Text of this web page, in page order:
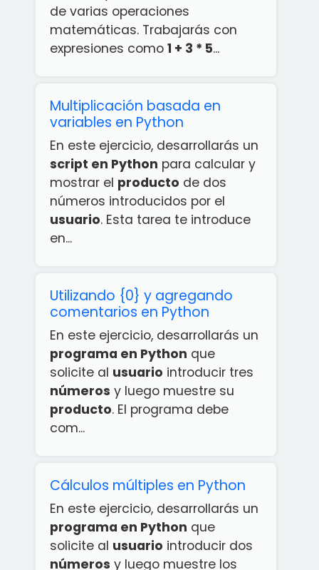
de varias operaciones
matemáticas. Trabajarás con
expresiones como 1 + 3 * 5...
Multiplicación basada en
variables en Python
En este ejercicio, desarrollarás un
script en Python para calcular y
mostrar el producto de dos
números introducidos por el
usuario. Esta tarea te introduce
en...
Utilizando {0} y agregando
comentarios en Python
En este ejercicio, desarrollarás un
programa en Python que
solicite al usuario introducir tres
números y luego muestre su
producto. El programa debe
com...
Cálculos múltiples en Python
En este ejercicio, desarrollarás un
programa en Python que
solicite al usuario introducir dos
números y luego muestre los